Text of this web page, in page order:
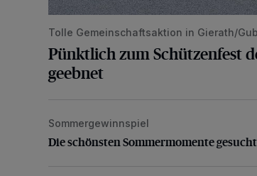
Tolle Gemeinschaftsaktion in Gierath/
Pünktlich zum Schützenfest
geebnet
Die schönsten Sommermomente gesucht
Sommergewinnspiel
Die schönsten Sommermomente gesucht